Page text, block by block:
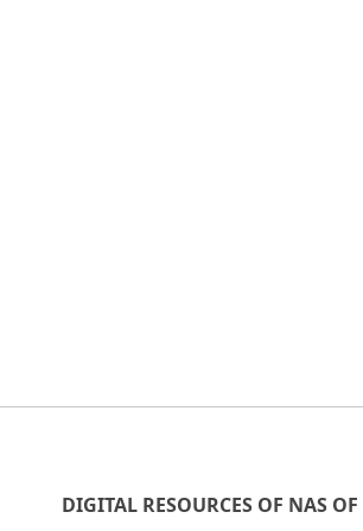
DIGITAL RESOURCES OF NAS